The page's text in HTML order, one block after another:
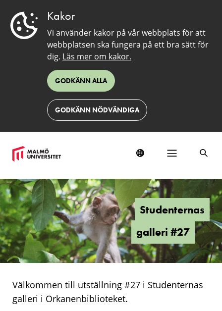
Kakor
Vi använder kakor på vår webbplats för att
webbplatsen ska fungera på ett bra sätt för
dig. Läs mer om kakor.
GODKÄNN ALLA
GODKÄNN NÖDVÄNDIGA
Studenternas
galleri
#27
Studenternas
galleri #27
Välkommen till utställning #27 i Studenternas
galleri i Orkanenbiblioteket.